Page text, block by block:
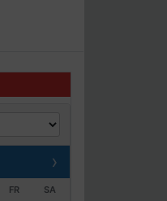
›
FR SA